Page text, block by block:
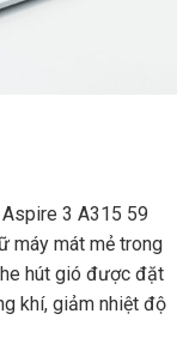
3 A315 59
máy mát mẻ trong
hút gió được đặt
khí, giảm nhiệt độ